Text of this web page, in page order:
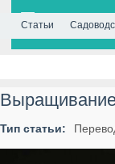
Статьи
Тип статьи: